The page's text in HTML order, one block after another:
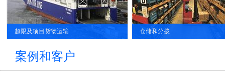
超限及项目货物运输 仓储和分拨
案例和客户